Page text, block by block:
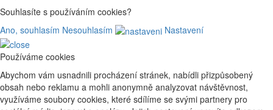
Souhlasíte s používáním cookies?
Ano, souhlasím Nesouhlasím Nastavení
Používáme cookies
Abychom vám usnadnili procházení stránek, nabídli přizpůsobený
obsah nebo reklamu a mohli anonymně analyzovat návštěvnost,
využíváme soubory cookies, které sdílíme se svými partnery pro